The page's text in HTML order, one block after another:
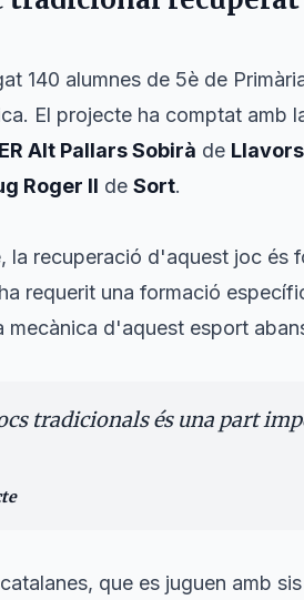
140 alumnes de 5è de
El projecte ha comptat amb
Alt Pallars Sobirà de
Roger II de Sort.
la recuperació d'aquest joc és
requerit una formació
mecànica d'aquest esport
tradicionals és una part
que es juguen amb